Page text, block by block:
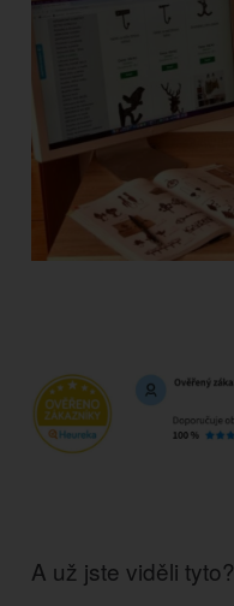
A už jste viděli tyto?